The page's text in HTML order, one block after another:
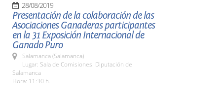
28/08/2019
Presentación de la colaboración de las
Asociaciones Ganaderas participantes
en la 31 Exposición Internacional de
Ganado Puro
Salamanca (Salamanca)
Lugar: Sala de Comisiones. Diputación de
Salamanca
Hora: 11:30 h.